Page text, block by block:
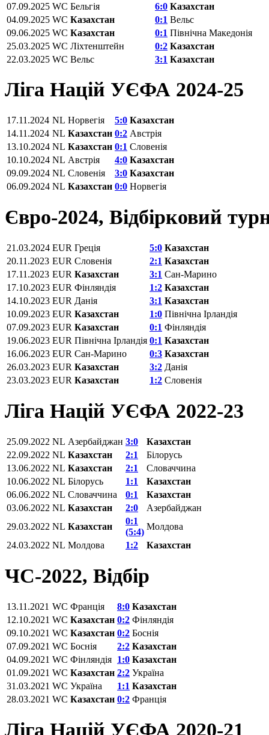
07.09.2025 WC Бельгія 6:0 Казахстан
04.09.2025 WC Казахстан 0:1 Вельс
09.06.2025 WC Казахстан 0:1 Північна Македонія
25.03.2025 WC Ліхтенштейн 0:2 Казахстан
22.03.2025 WC Вельс 3:1 Казахстан
Ліга Націй УЄФА 2024-25
17.11.2024 NL Норвегія 5:0 Казахстан
14.11.2024 NL Казахстан 0:2 Австрія
13.10.2024 NL Казахстан 0:1 Словенія
10.10.2024 NL Австрія 4:0 Казахстан
09.09.2024 NL Словенія 3:0 Казахстан
06.09.2024 NL Казахстан 0:0 Норвегія
Євро-2024, Відбірковий
21.03.2024 EUR Греція 5:0 Казахстан
20.11.2023 EUR Словенія 2:1 Казахстан
17.11.2023 EUR Казахстан 3:1 Сан-Марино
17.10.2023 EUR Фінляндія 1:2 Казахстан
14.10.2023 EUR Данія 3:1 Казахстан
10.09.2023 EUR Казахстан 1:0 Північна Ірландія
07.09.2023 EUR Казахстан 0:1 Фінляндія
19.06.2023 EUR Північна Ірландія 0:1 Казахстан
16.06.2023 EUR Сан-Марино 0:3 Казахстан
26.03.2023 EUR Казахстан 3:2 Данія
23.03.2023 EUR Казахстан 1:2 Словенія
Ліга Націй УЄФА 2022-23
25.09.2022 NL Азербайджан 3:0
Казахстан
22.09.2022 NL Казахстан 2:1
Білорусь
13.06.2022 NL Казахстан 2:1
Словаччина
10.06.2022 NL Білорусь 1:1
Казахстан
06.06.2022 NL Словаччина 0:1
Казахстан
03.06.2022 NL Казахстан 2:0
Азербайджан
29.03.2022 NL Казахстан
0:1
(5:4)
Молдова
24.03.2022 NL Молдова 1:2 Казахстан
ЧС-2022, Відбір
13.11.2021 WC Франція 8:0 Казахстан
12.10.2021 WC Казахстан 0:2 Фінляндія
09.10.2021 WC Казахстан 0:2 Боснія
07.09.2021 WC Боснія 2:2 Казахстан
04.09.2021 WC Фінляндія 1:0 Казахстан
01.09.2021 WC Казахстан 2:2 Україна
31.03.2021 WC Україна 1:1 Казахстан
28.03.2021 WC Казахстан 0:2 Франція
Ліга Націй УЄФА 2020-21